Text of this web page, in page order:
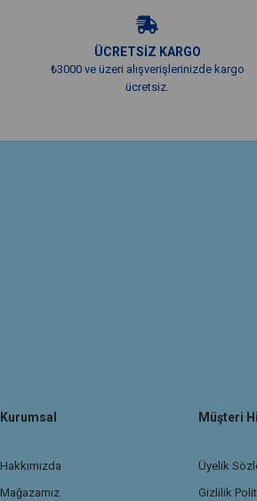
ÜCRETSİZ KARGO
₺3000 ve üzeri alışverişlerinizde kargo
ücretsiz.
Kurumsal
Hakkımızda
Mağazamız
Müşteri
Üyelik
Gizlilik